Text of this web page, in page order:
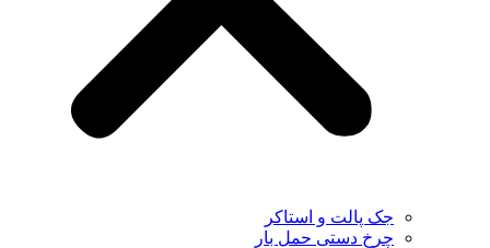
جک پالت و استاکر
چرخ دستی حمل بار